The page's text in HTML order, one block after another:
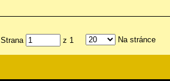
Strana z 1 Na stránce